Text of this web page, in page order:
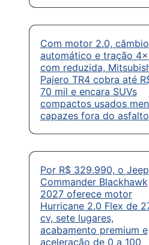
Com motor 2.0, câmbio
automático e tração
com reduzida,
Pajero TR4 cobra até
70 mil e encara SUVs
compactos usados
capazes fora do asfalto
Por R$ 329.990, o Jeep
Commander Blackhawk
2027 oferece motor
Hurricane 2.0 Flex de
cv, sete lugares,
acabamento premium e
aceleração de 0 a 100